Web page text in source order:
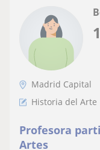
Madrid Capital
Historia del Arte
Profesora
Artes